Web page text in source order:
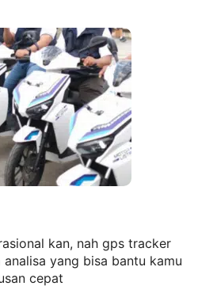
kan, nah gps tracker
yang bisa bantu kamu
cepat